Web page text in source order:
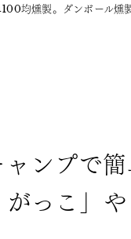
均燻製。ダンボール
ャンプで
がっこ」